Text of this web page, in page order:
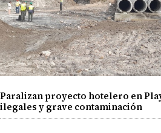
Paralizan proyecto hotelero en
ilegales y grave contaminación